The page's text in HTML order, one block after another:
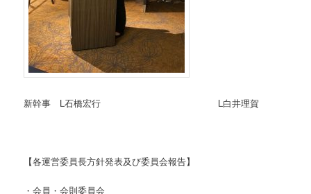
新幹事 L石橋宏行 L白井理賀
【各運営委員長方針発表及び委員会報告】
・会員・会則委員会